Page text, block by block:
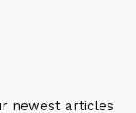
newest articles